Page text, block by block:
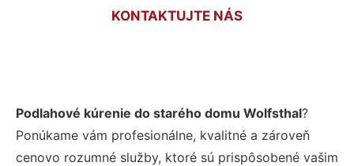
KONTAKTUJTE NÁS
Podlahové kúrenie do starého domu Wolfsthal?
Ponúkame vám profesionálne, kvalitné a zároveň
cenovo rozumné služby, ktoré sú prispôsobené vašim